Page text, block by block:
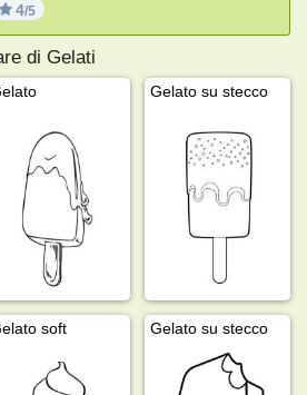
4/5
di Gelati
Gelato su stecco
soft Gelato su stecco